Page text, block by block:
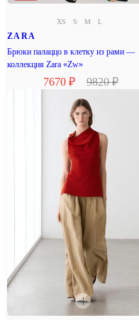
XS S M L
ZARA
Брюки палаццо в клетку из рами —
коллекция Zara «Zw»
7670 ₽ 9820 ₽